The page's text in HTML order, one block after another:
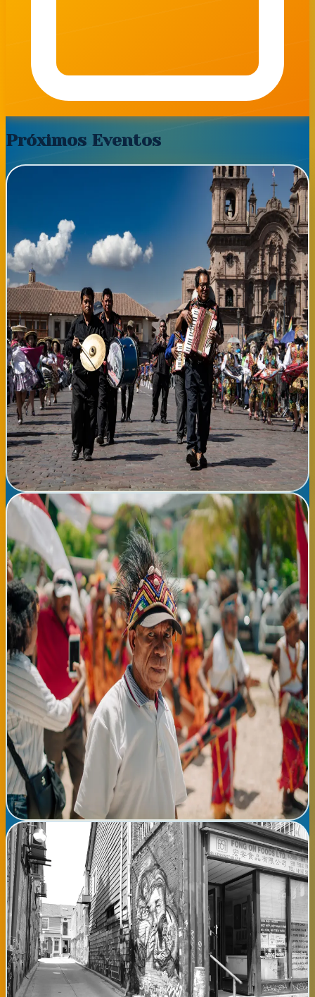
Próximos Eventos
📅
Festival de Música Tradicional Vasca - Bilbao
Aлітература
📍 Bilbao El Ayuntamiento de Bilbao presenta la VIII edición del
Festival de Música Tradicional Vasca, un evento gratuito
dedicado a la preservación y difusión de la música folklórica del
País Vasco. Durante tres días, el Parque de Doña Casilda acoge
conciertos de txulalai, alboka y otros instrumentos
tradicionales, con actuaciones de grupos reconocidos a nivel
nacional e internacional. La entrada es completamente gratuita
y el evento está dirigido a toda la familia, desde niños hasta
abuelos que deseen disfrutar de nuestras raíces culturales. Las
actividades incluyen talleres participativos donde los asistentes
pueden aprender a tocar instrumentos vascos tradicionales,
actividades infantiles con danzas vascas, y una zona de
gastronomía con productos locales. Se espera la asistencia de
miles de personas interesadas en mantener viva la tradición
musical vasca. Habrá servicio de acceso para personas con
movilidad reducida y amplias zonas de descanso.
Ver detalles completos →
📅sábado, 08 de agosto de 2026
Feria Intercultural de Donostia - Encuentro de
Comunidades
📍 Donostia El Ayuntamiento de Donostia organiza la Feria
Intercultural, un evento inclusivo que celebra la diversidad
cultural de la ciudad. En la Plaza de la Constitución, durante todo
el fin de semana, se presentarán más de 30 comunidades
culturales diferentes con stands, danzas, música, gastronomía y
artesanía típica de sus regiones. Este evento gratuito es una
oportunidad única para conocer, aprender y compartir
experiencias interculturales en un ambiente festivo y acogedor
para todos los públicos. La feria incluye actuaciones en directo
de grupos musicales de distintas culturas, exhibiciones de danza
tradicional, talleres gastronómicos donde se pueden probar
especialidades culinarias internacionales, y conferencias sobre
integración y diversidad. Será una jornada de convivencia
pacífica que refuerza los valores de tolerancia y respeto en
nuestra comunidad. Contará con espacios seguros, áreas de
descanso y servicios accesibles para todos.
Ver detalles completos →
📅 sábado, 08 de agosto de 2026
Feria de Artesanía y Productos Locales - Donostia
📍 Donostia La Feria de Artesanía y Productos Locales de
Donostia reúne a más de 80 artesanos y productores del País
Vasco en el Puerto Vasco. Durante el fin de semana, podrá
descubrir textiles tradicionales, cerámica, productos
agroalimentarios de calidad, trabajos en madera y otras
artesanías elaboradas por maestros locales. Es una ocasión
perfecta para apoyar el comercio local y conocer las técnicas
artesanales vascas. El evento es gratuito y está dirigido a toda